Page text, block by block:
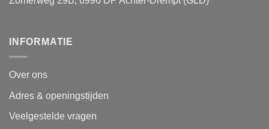
INFORMATIE
Over ons
Adres & openingstijden
Veelgestelde vragen